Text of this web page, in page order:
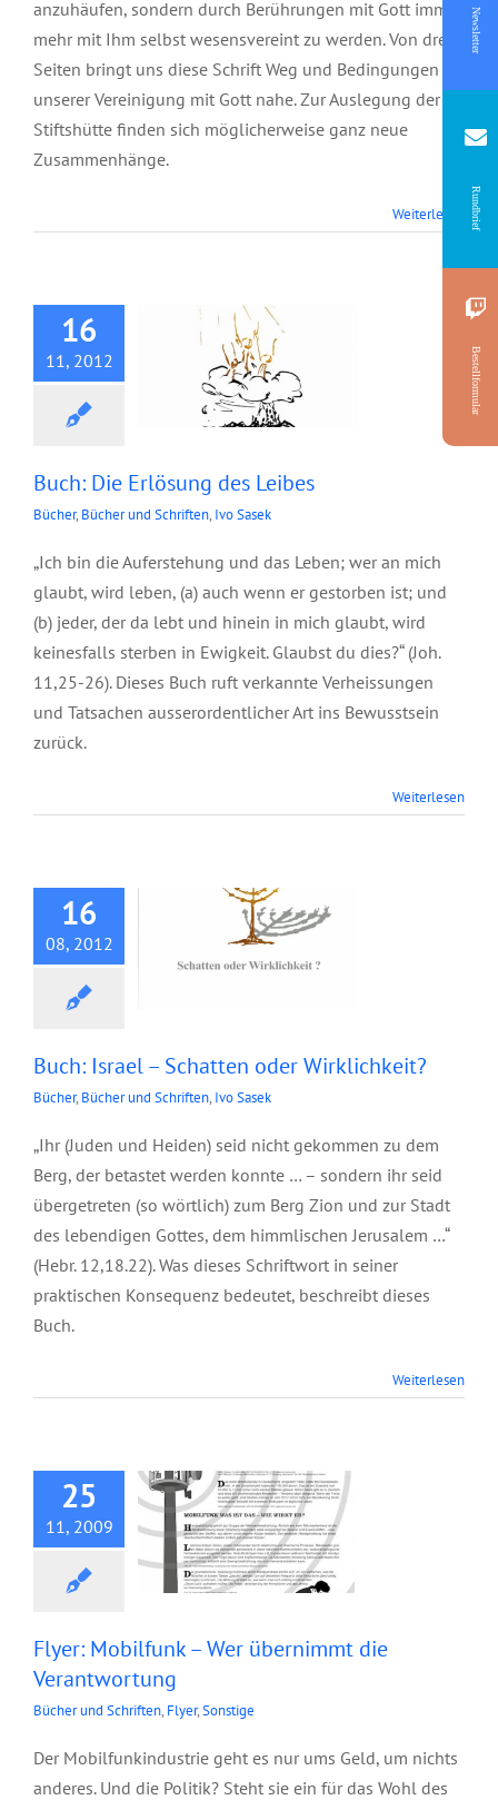
anzuhäufen, sondern durch Berührungen mit Gott immer
mehr mit Ihm selbst wesensvereint zu werden. Von drei
Seiten bringt uns diese Schrift Weg und Bedingungen
unserer Vereinigung mit Gott nahe. Zur Auslegung der
Stiftshütte finden sich möglicherweise ganz neue
Zusammenhänge.
Weiterlesen
16
11, 2012
Buch: Die Erlösung
Buch: Die Erlösung des Leibes
Bücher, Bücher und Schriften, Ivo Sasek
„Ich bin die Auferstehung und das Leben; wer an mich
glaubt, wird leben, (a) auch wenn er gestorben ist; und
(b) jeder, der da lebt und hinein in mich glaubt, wird
keinesfalls sterben in Ewigkeit. Glaubst du dies?“ (Joh.
11,25-26). Dieses Buch ruft verkannte Verheissungen
und Tatsachen ausserordentlicher Art ins Bewusstsein
zurück.
Weiterlesen
16
08, 2012
Buch: Israel – Schatten oder Wirklichkeit?
Bücher, Bücher und Schriften, Ivo Sasek
„Ihr (Juden und Heiden) seid nicht gekommen zu dem
Berg, der betastet werden konnte … – sondern ihr seid
übergetreten (so wörtlich) zum Berg Zion und zur Stadt
des lebendigen Gottes, dem himmlischen Jerusalem …“
(Hebr. 12,18.22). Was dieses Schriftwort in seiner
praktischen Konsequenz bedeutet, beschreibt dieses
Buch.
Weiterlesen
25
11, 2009
Flyer: Mobilfunk – Wer übernimmt die
Verantwortung
Bücher und Schriften, Flyer,Sonstige
Der Mobilfunkindustrie geht es nur ums Geld, um nichts
anderes. Und die Politik? Steht sie ein für das Wohl des
Newsletter
Rundbrief
Bestellformular